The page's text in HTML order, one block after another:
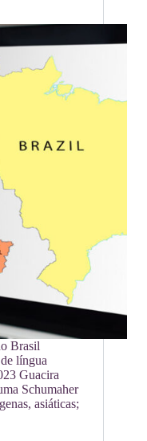
Brasil
língua
Guacira
Schumaher
asiáticas;